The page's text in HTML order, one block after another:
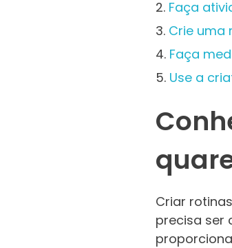
Faça
Crie uma
Faça
Use a
Criar
precisa ser